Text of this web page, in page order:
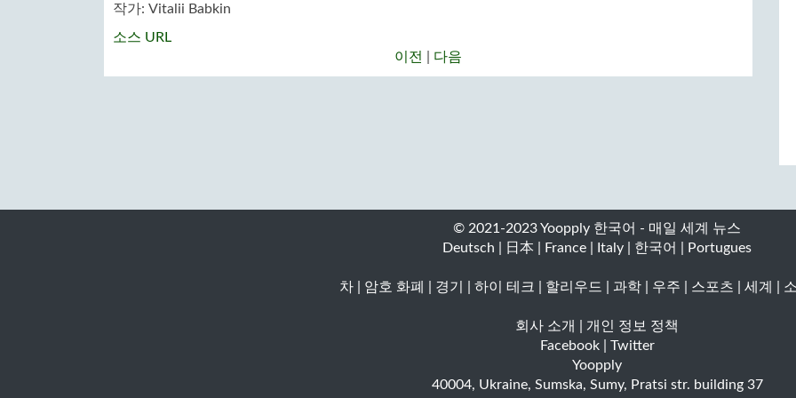
작가: Vitalii Babkin
소스 URL
이전
다음
© 2021-2023 Yoopply 한국어 - 매일 세계 뉴스
Deutsch
日本 France Italy 한국어 Portugues
차 암호 화폐 경기 하이 테크 할리우드 과학 우주 스포츠 세계
회사 소개
개인 정보 정책
Facebook| Twitter
Yoopply
40004, Ukraine, Sumska, Sumy, Pratsi str. building 37